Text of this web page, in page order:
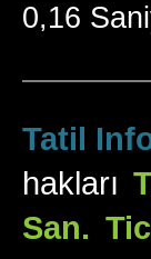
0,16
Tatil
hakları
San.